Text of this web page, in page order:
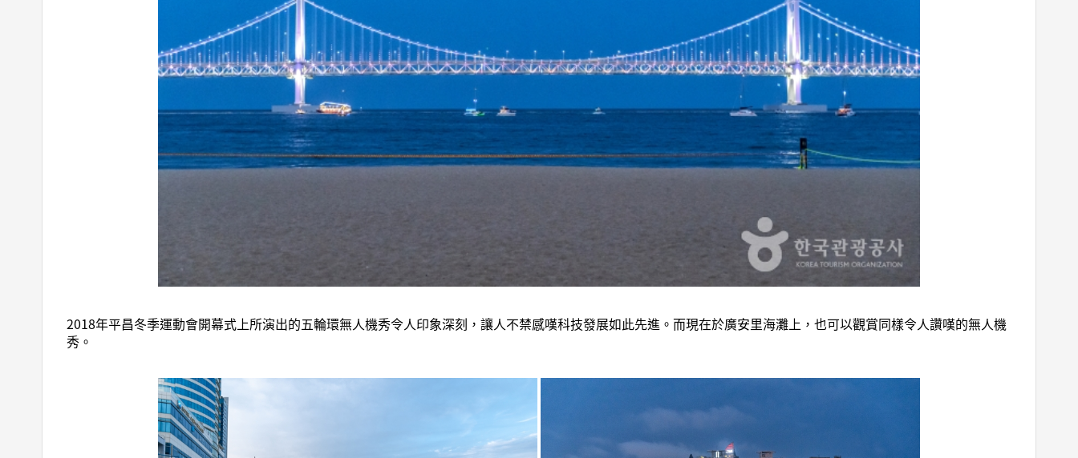
2018年平昌冬季運動會開幕式上所演出的五輪環無人機秀令人印象深刻，讓人不禁感嘆科技發展如此先進。而現在於廣安里海灘上，也可以觀賞同樣令人讚嘆的無人機
秀。